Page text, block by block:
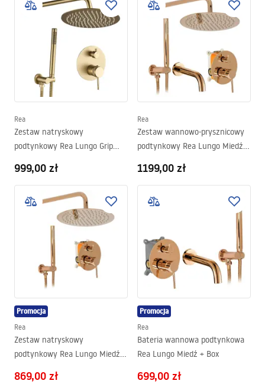
Rea
Zestaw natryskowy
podtynkowy Rea Lungo Grip
999,00 zł
Rea
Zestaw wannowo-prysznicowy
podtynkowy Rea Lungo Miedź +
1199,00 zł
Promocja
Rea
Zestaw natryskowy
podtynkowy Rea Lungo Miedź +
869,00 zł
Promocja
Rea
Bateria wannowa podtynkowa
Rea Lungo Miedź + Box
699,00 zł